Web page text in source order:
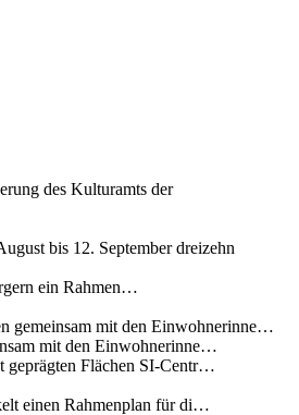
des Kulturamts der
bis 12. September dreizehn
ein Rahmen…
gemeinsam mit den Einwohnerinne…
mit den Einwohnerinne…
geprägten Flächen SI-Centr…
einen Rahmenplan für di…